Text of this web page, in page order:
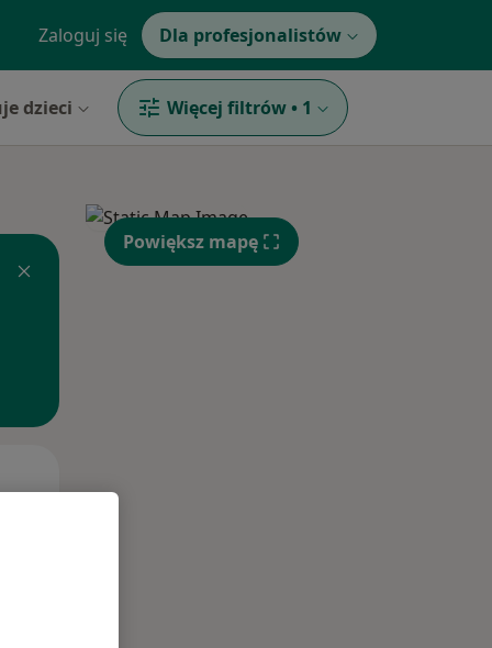
Zaloguj się Dla profesjonalistów
dzieci Więcej filtrów • 1
11 Sie
Powiększ mapę